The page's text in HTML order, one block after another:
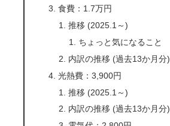
食費：1.7万円
推移 (2025.1～)
ちょっと気になること
内訳の推移 (過去13か月分)
光熱費：3,900円
推移 (2025.1～)
内訳の推移 (過去13か月分)